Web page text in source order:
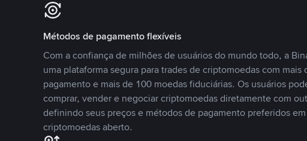
Métodos de pagamento flexíveis
Com a confiança de milhões de usuários do mundo todo, a
uma plataforma segura para trades de criptomoedas com
pagamento e mais de 100 moedas fiduciárias. Os usuários
comprar, vender e negociar criptomoedas diretamente com
definindo seus preços e métodos de pagamento preferidos
criptomoedas aberto.